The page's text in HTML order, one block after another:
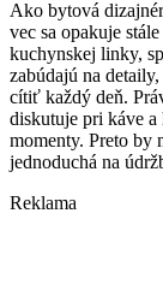
Ako bytová
vec sa opakuje
kuchynskej linky,
zabúdajú na
cítiť každý deň.
diskutuje pri káve
momenty. Preto by
jednoduchá na
Reklama